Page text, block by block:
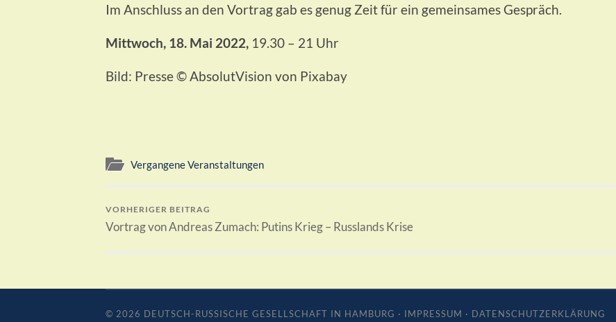
Im Anschluss an den Vortrag gab es genug Zeit für ein gemeinsames Gespräch.
Mittwoch, 18. Mai 2022, 19.30 – 21 Uhr
Bild: Presse © AbsolutVision von Pixabay
Vergangene Veranstaltungen
VORHERIGER BEITRAG
Vortrag von Andreas Zumach: Putins Krieg – Russlands Krise
© 2026 DEUTSCH-RUSSISCHE GESELLSCHAFT IN HAMBURG · IMPRESSUM · DATENSCHUTZERKLÄRUNG